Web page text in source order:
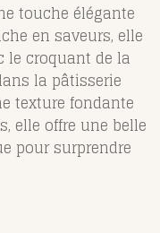
touche élégante
en saveurs, elle
le croquant de la
la pâtisserie
texture fondante
elle offre une belle
pour surprendre